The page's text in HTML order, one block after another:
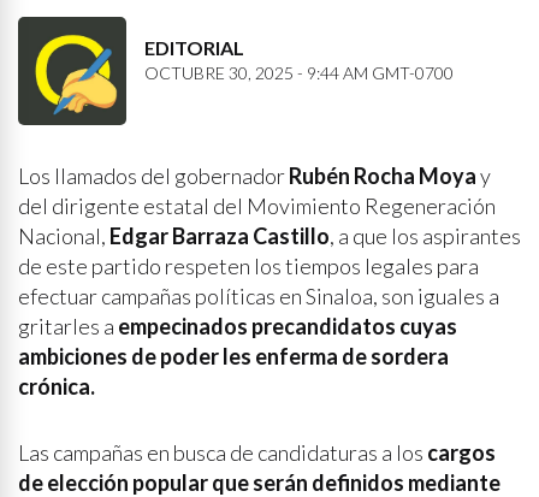
EDITORIAL
OCTUBRE 30, 2025 - 9:44 AM GMT-0700
Los llamados del gobernadorRubén Rocha Moyay
del dirigente estatal del Movimiento Regeneración
Nacional, Edgar Barraza Castillo, a que los aspirantes
de este partido respeten los tiempos legales para
efectuar campañas políticas en Sinaloa, son iguales a
gritarles a empecinados precandidatos cuyas
ambiciones de poder les enferma de sordera
crónica.
Las campañas en busca de candidaturas a los cargos
de elección popular que serán definidos mediante